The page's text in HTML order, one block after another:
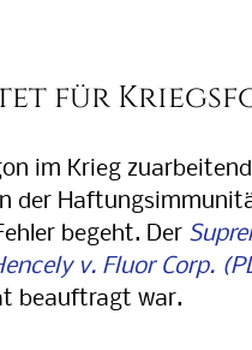
für
im Krieg
der
begeht. Der
v. Fluor Corp.
beauftragt war.